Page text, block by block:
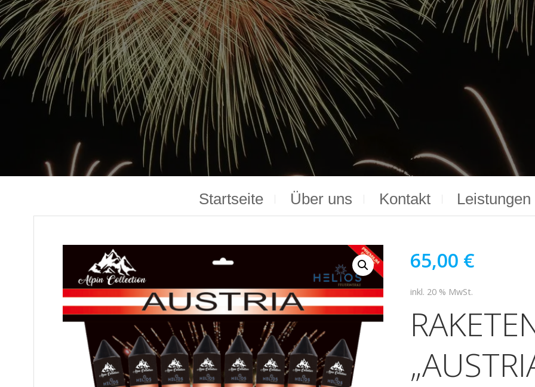
Startseite Über uns Kontakt Leistungen
65,00 €
inkl. 20 % MwSt.